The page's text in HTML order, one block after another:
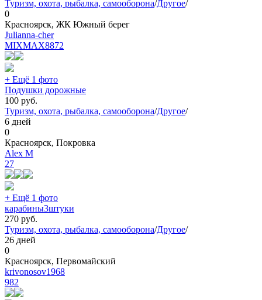
Туризм, охота, рыбалка, самооборона/Другое/
0
Красноярск, ЖК Южный берег
Julianna-cher
MIXMAX8872
+ Ещё 1 фото
Подушки дорожные
100 руб.
Туризм, охота, рыбалка, самооборона/Другое/
6 дней
0
Красноярск, Покровка
Aleх М
27
+ Ещё 1 фото
карабины3штуки
270 руб.
Туризм, охота, рыбалка, самооборона/Другое/
26 дней
0
Красноярск, Первомайский
krivonosov1968
982